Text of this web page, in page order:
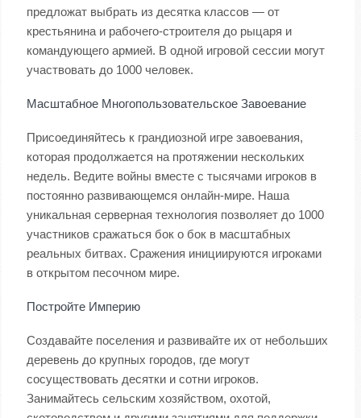
предложат выбрать из десятка классов — от
крестьянина и рабочего-строителя до рыцаря и
командующего армией. В одной игровой сессии могут
участвовать до 1000 человек.
Масштабное Многопользовательское Завоевание
Присоединяйтесь к грандиозной игре завоевания,
которая продолжается на протяжении нескольких
недель. Ведите войны вместе с тысячами игроков в
постоянно развивающемся онлайн-мире. Наша
уникальная серверная технология позволяет до 1000
участников сражаться бок о бок в масштабных
реальных битвах. Сражения инициируются игроками
в открытом песочном мире.
Постройте Империю
Создавайте поселения и развивайте их от небольших
деревень до крупных городов, где могут
сосуществовать десятки и сотни игроков.
Занимайтесь сельским хозяйством, охотой,